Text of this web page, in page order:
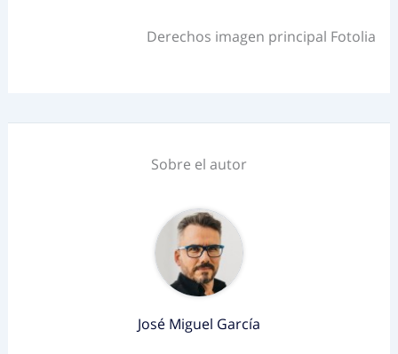
Derechos imagen principal Fotolia
Sobre el autor
José Miguel García